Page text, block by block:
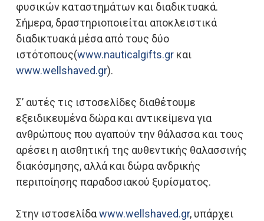
φυσικών καταστημάτων και διαδικτυακά.
Σήμερα, δραστηριοποιείται αποκλειστικά
διαδικτυακά μέσα από τους δύο
ιστότοπους(www.nauticalgifts.grκαι
www.wellshaved.gr).
Σ’ αυτές τις ιστοσελίδες διαθέτουμε
εξειδικευμένα δώρα και αντικείμενα για
ανθρώπους που αγαπούν την θάλασσα και τους
αρέσει η αισθητική της αυθεντικής θαλασσινής
διακόσμησης, αλλά και δώρα ανδρικής
περιποίησης παραδοσιακού ξυρίσματος.
Στην ιστοσελίδαwww.wellshaved.gr, υπάρχει